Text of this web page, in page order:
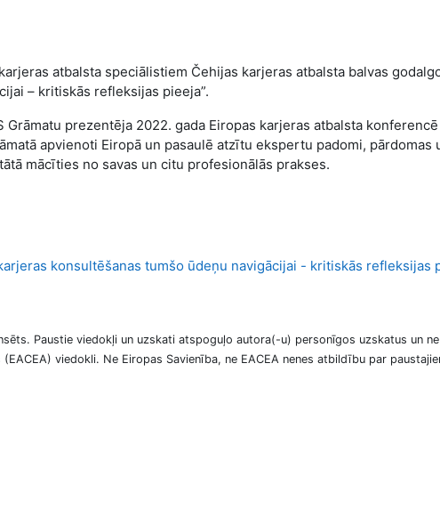
atbalsta speciālistiem Čehijas karjeras atbalsta balvas
– kritiskās refleksijas pieeja”.
Grāmatu prezentēja 2022. gada Eiropas karjeras atbalsta
apvienoti Eiropā un pasaulē atzītu ekspertu padomi,
mācīties no savas un citu profesionālās prakses.
konsultēšanas tumšo ūdeņu navigācijai - kritiskās refleksijas
Paustie viedokļi un uzskati atspoguļo autora(-u) personīgos uzskatus un
viedokli. Ne Eiropas Savienība, ne EACEA nenes atbildību par